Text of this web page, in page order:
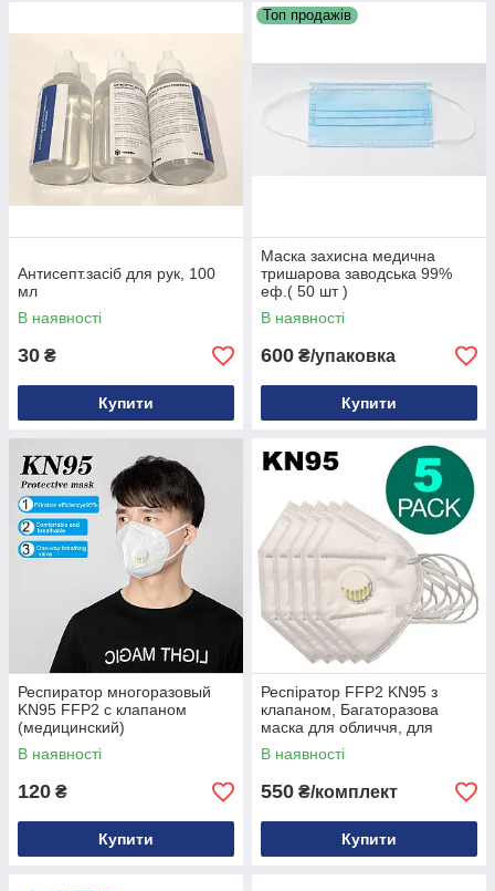
Антисепт.засіб для рук, 100
мл
В наявності
30 ₴
Купити
Топ продажів
Маска захисна медична
тришарова заводська 99%
еф.( 50 шт )
В наявності
600 ₴/упаковка
Купити
Респиратор многоразовый
KN95 FFP2 с клапаном
(медицинский)
В наявності
120 ₴
Купити
Респіратор FFP2 KN95 з
клапаном, Багаторазова
маска для обличчя, для
медиків, від вірусів ОРИГІНАЛ
(5 штук)
В наявності
550 ₴/комплект
Купити